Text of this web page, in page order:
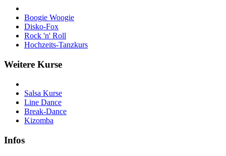
Boogie Woogie
Disko-Fox
Rock 'n' Roll
Hochzeits-Tanzkurs
Weitere Kurse
Salsa Kurse
Line Dance
Break-Dance
Kizomba
Infos